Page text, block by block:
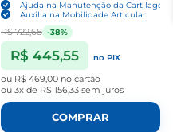
Ajuda na Manutenção da Cartilagem
Auxilia na Mobilidade Articular
R$ 722,68 -38%
R$ 445,55 no PIX
ou R$ 469,00 no cartão
ou 3x de R$ 156,33 sem juros
COMPRAR